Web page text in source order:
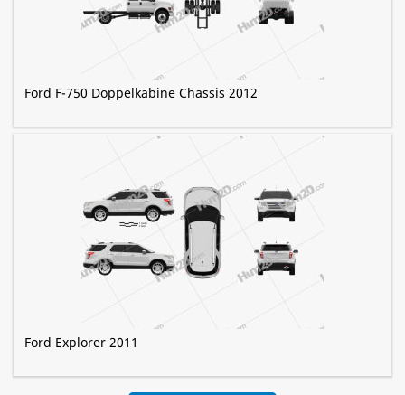
Ford F-750 Doppelkabine Chassis 2012
Ford Explorer 2011